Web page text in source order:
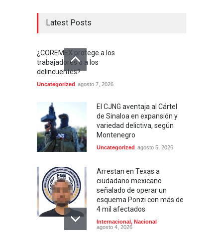
Latest Posts
¿COREMEX protege a los
trabajadores o a los
delincuentes?
Uncategorized agosto 7, 2026
El CJNG aventaja al Cártel
de Sinaloa en expansión y
variedad delictiva, según
Montenegro
Uncategorized agosto 5, 2026
Arrestan en Texas a
ciudadano mexicano
señalado de operar un
esquema Ponzi con más de
4 mil afectados
Internacional, Nacional
agosto 4, 2026